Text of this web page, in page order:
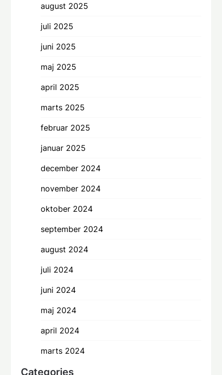
august 2025
juli 2025
juni 2025
maj 2025
april 2025
marts 2025
februar 2025
januar 2025
december 2024
november 2024
oktober 2024
september 2024
august 2024
juli 2024
juni 2024
maj 2024
april 2024
marts 2024
Categories